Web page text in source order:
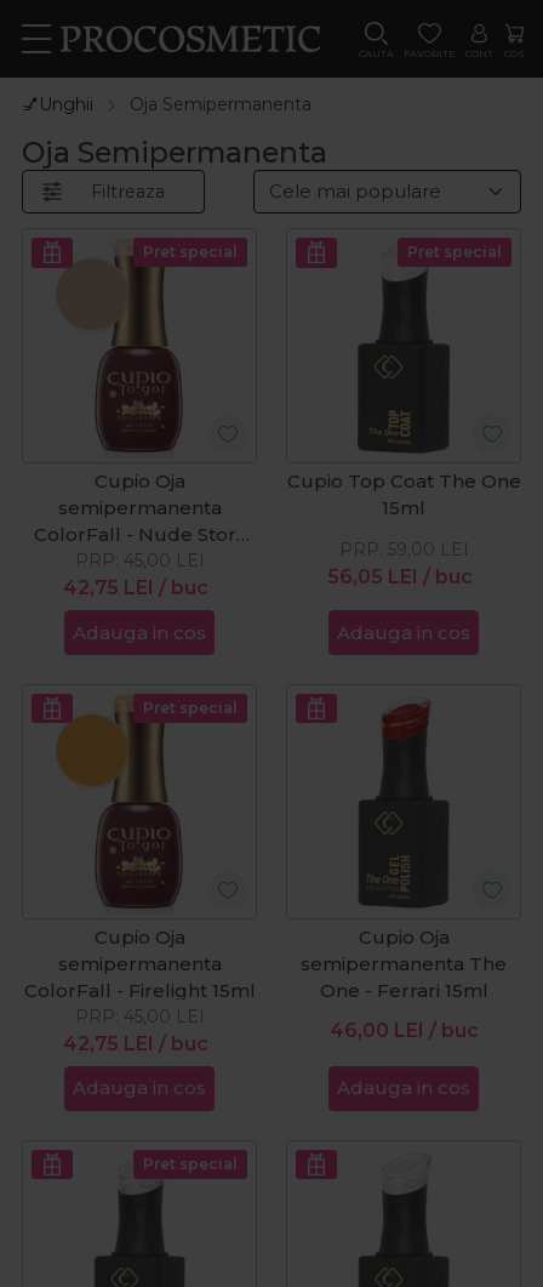
CAUTA FAVORITE CONT COS
💅Unghii Oja Semipermanenta
Oja Semipermanenta
Filtreaza
Pret special
Cupio Oja
semipermanenta
ColorFall - Nude Story
15ml
42,75 LEI / buc
PRP: 45,00 LEI
Adauga in cos
Pret special
Cupio Top Coat The One
15ml
56,05 LEI / buc
PRP: 59,00 LEI
Adauga in cos
Pret special
Cupio Oja
semipermanenta
ColorFall - Firelight 15ml
42,75 LEI / buc
PRP: 45,00 LEI
Adauga in cos
Cupio Oja
semipermanenta The
One - Ferrari 15ml
46,00 LEI / buc
Adauga in cos
Pret special